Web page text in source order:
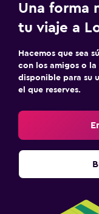
Una forma
tu viaje a
Hacemos que sea
con los amigos o la
disponible para su
el que reserves.